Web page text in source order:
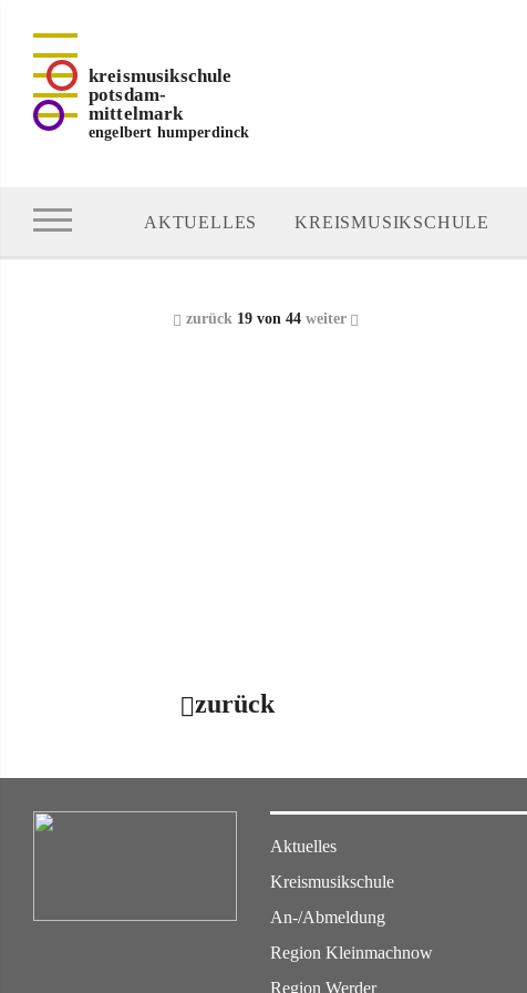
kreismusikschule
potsdam-
mittelmark
engelbert humperdinck
AKTUELLES KREISMUSIKSCHULE
zurück19 von 44 weiter
zurück
Aktuelles
Kreismusikschule
An-/Abmeldung
Region Kleinmachnow
Region Werder